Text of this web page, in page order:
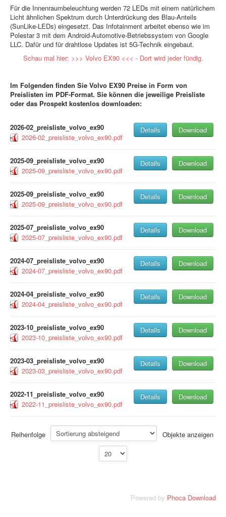
Für die Innenraumbeleuchtung werden 72 LEDs mit einem natürlichem
Licht ähnlichen Spektrum durch Unterdrückung des Blau-Anteils
(SunLike-LEDs) eingesetzt. Das Infotainment arbeitet ebenso wie im
Polestar 3 mit dem Android-Automotive-Betriebssystem von Google
LLC. Dafür und für drahtlose Updates ist 5G-Technik eingebaut.
Schau mal hier: >>> Volvo EX90 <<< - Dort wird jeder fündig.
Im Folgenden finden Sie Volvo EX90 Preise in Form von
Preislisten im PDF-Format. Sie können die jeweilige Preisliste
oder das Prospekt kostenlos downloaden:
2026-02_preisliste_volvo_ex90
2026-02_preisliste_volvo_ex90.pdf
Download
Details
2025-09_preisliste_volvo_ex90
2025-09_preisliste_volvo_ex90.pdf
Download
Details
2025-09_preisliste_volvo_ex90
2025-09_preisliste_volvo_ex90.pdf
Download
Details
2025-07_preisliste_volvo_ex90
2025-07_preisliste_volvo_ex90.pdf
Download
Details
2024-07_preisliste_volvo_ex90
2024-07_preisliste_volvo_ex90.pdf
Download
Details
2024-04_preisliste_volvo_ex90
2024-04_preisliste_volvo_ex90.pdf
Download
Details
2023-10_preisliste_volvo_ex90
2023-10_preisliste_volvo_ex90.pdf
Download
Details
2023-03_preisliste_volvo_ex90
2023-03_preisliste_volvo_ex90.pdf
Download
Details
2022-11_preisliste_volvo_ex90
2022-11_preisliste_volvo_ex90.pdf
Download
Details
Reihenfolge Objekte anzeigen
Powered by Phoca Download